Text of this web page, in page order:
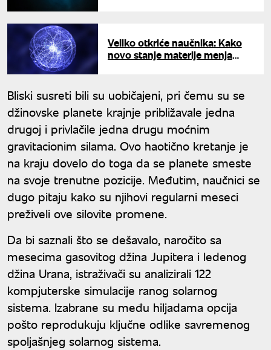
Veliko otkriće naučnika: Kako
novo stanje materije menja
Bliski susreti bili su uobičajeni, pri čemu su se
džinovske planete krajnje približavale jedna
drugoj i privlačile jedna drugu moćnim
gravitacionim silama. Ovo haotično kretanje je
na kraju dovelo do toga da se planete smeste
na svoje trenutne pozicije. Međutim, naučnici se
dugo pitaju kako su njihovi regularni meseci
preživeli ove silovite promene.
Da bi saznali što se dešavalo, naročito sa
mesecima gasovitog džina Jupitera i ledenog
džina Urana, istraživači su analizirali 122
kompjuterske simulacije ranog solarnog
sistema. Izabrane su među hiljadama opcija
pošto reprodukuju ključne odlike savremenog
spoljašnjeg solarnog sistema.